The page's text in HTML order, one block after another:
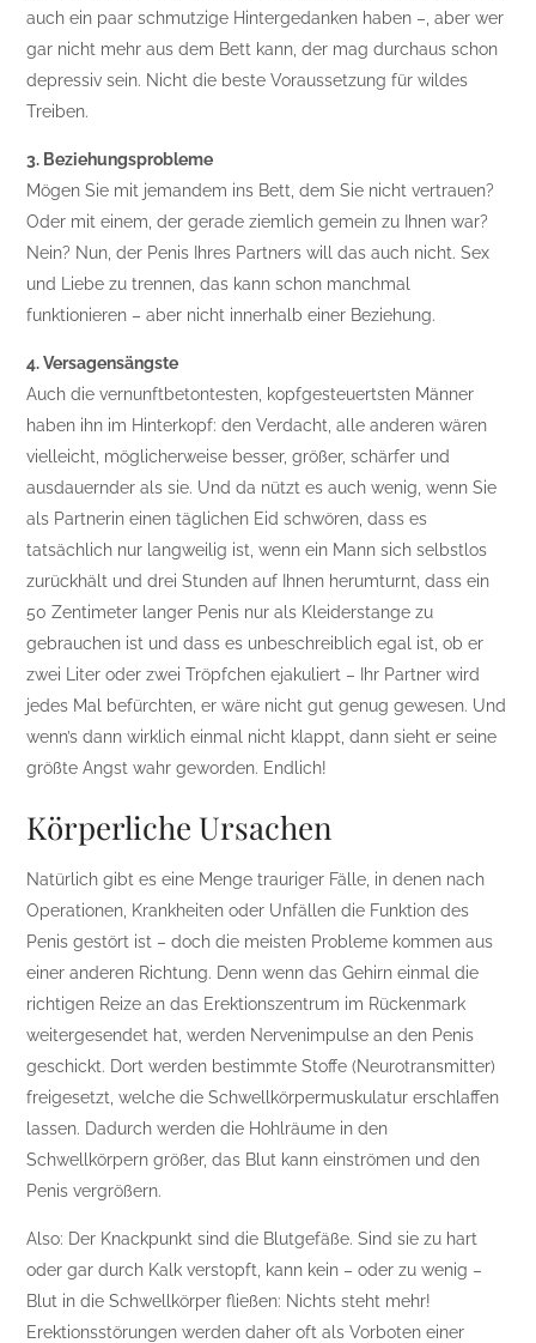
auch ein paar schmutzige Hintergedanken haben –, aber wer
gar nicht mehr aus dem Bett kann, der mag durchaus schon
depressiv sein. Nicht die beste Voraussetzung für wildes
Treiben.
3. Beziehungsprobleme
Mögen Sie mit jemandem ins Bett, dem Sie nicht vertrauen?
Oder mit einem, der gerade ziemlich gemein zu Ihnen war?
Nein? Nun, der Penis Ihres Partners will das auch nicht. Sex
und Liebe zu trennen, das kann schon manchmal
funktionieren – aber nicht innerhalb einer Beziehung.
4. Versagensängste
Auch die vernunftbetontesten, kopfgesteuertsten Männer
haben ihn im Hinterkopf: den Verdacht, alle anderen wären
vielleicht, möglicherweise besser, größer, schärfer und
ausdauernder als sie. Und da nützt es auch wenig, wenn Sie
als Partnerin einen täglichen Eid schwören, dass es
tatsächlich nur langweilig ist, wenn ein Mann sich selbstlos
zurückhält und drei Stunden auf Ihnen herumturnt, dass ein
50 Zentimeter langer Penis nur als Kleiderstange zu
gebrauchen ist und dass es unbeschreiblich egal ist, ob er
zwei Liter oder zwei Tröpfchen ejakuliert – Ihr Partner wird
jedes Mal befürchten, er wäre nicht gut genug gewesen. Und
wenn’s dann wirklich einmal nicht klappt, dann sieht er seine
größte Angst wahr geworden. Endlich!
Körperliche Ursachen
Natürlich gibt es eine Menge trauriger Fälle, in denen nach
Operationen, Krankheiten oder Unfällen die Funktion des
Penis gestört ist – doch die meisten Probleme kommen aus
einer anderen Richtung. Denn wenn das Gehirn einmal die
richtigen Reize an das Erektionszentrum im Rückenmark
weitergesendet hat, werden Nervenimpulse an den Penis
geschickt. Dort werden bestimmte Stoffe (Neurotransmitter)
freigesetzt, welche die Schwellkörpermuskulatur erschlaffen
lassen. Dadurch werden die Hohlräume in den
Schwellkörpern größer, das Blut kann einströmen und den
Penis vergrößern.
Also: Der Knackpunkt sind die Blutgefäße. Sind sie zu hart
oder gar durch Kalk verstopft, kann kein – oder zu wenig –
Blut in die Schwellkörper fließen: Nichts steht mehr!
Erektionsstörungen werden daher oft als Vorboten einer